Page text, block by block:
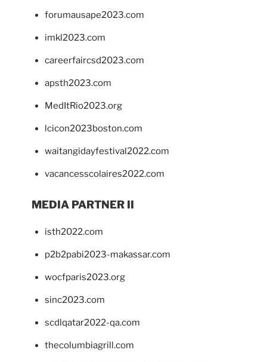
forumausape2023.com
imkl2023.com
careerfaircsd2023.com
apsth2023.com
MedItRio2023.org
lcicon2023boston.com
waitangidayfestival2022.com
vacancesscolaires2022.com
MEDIA PARTNER II
isth2022.com
p2b2pabi2023-makassar.com
wocfparis2023.org
sinc2023.com
scdlqatar2022-qa.com
thecolumbiagrill.com